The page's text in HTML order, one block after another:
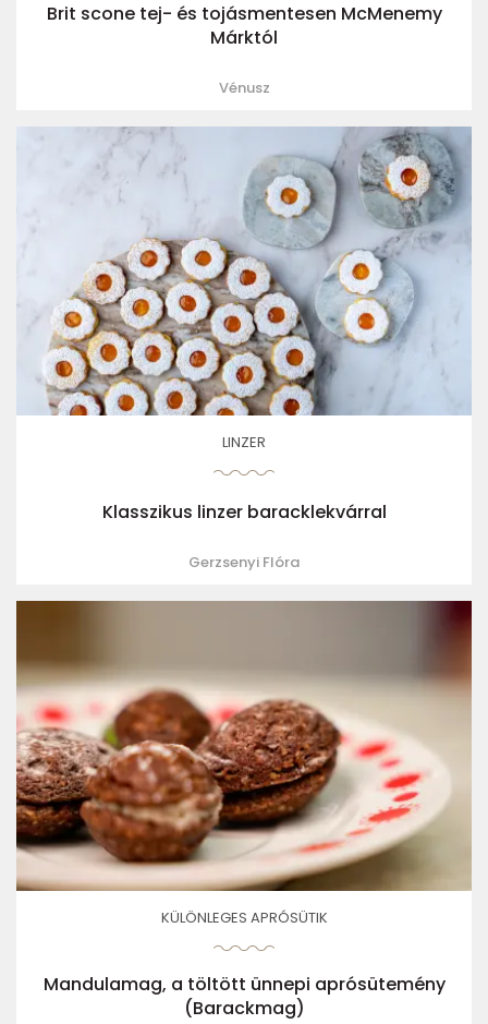
Brit scone tej- és tojásmentesen McMenemy
Márktól
Vénusz
LINZER
Klasszikus linzer baracklekvárral
Gerzsenyi Flóra
KÜLÖNLEGES APRÓSÜTIK
Mandulamag, a töltött ünnepi aprósütemény
(Barackmag)